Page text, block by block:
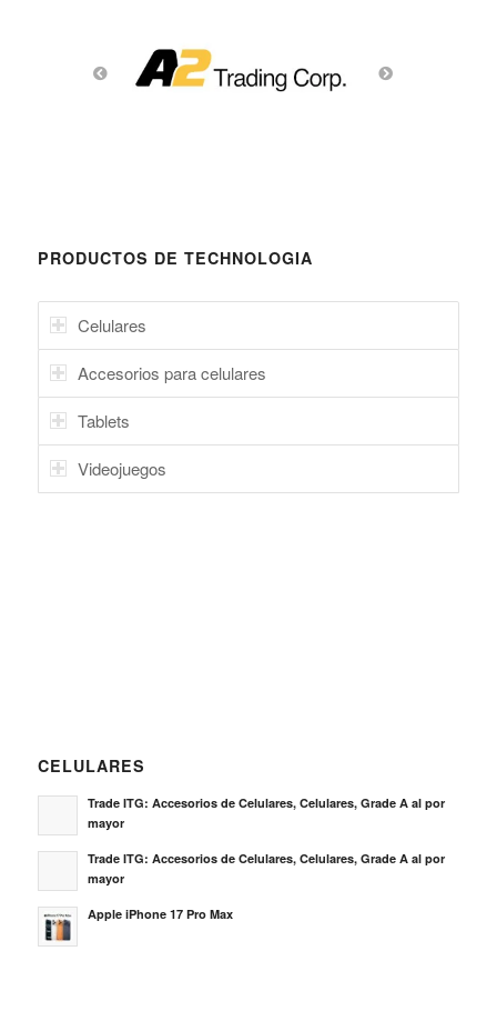
PRODUCTOS DE TECHNOLOGIA
Celulares
Accesorios para celulares
Tablets
Videojuegos
CELULARES
Trade ITG: Accesorios de Celulares, Celulares, Grade A al por
mayor
Trade ITG: Accesorios de Celulares, Celulares, Grade A al por
mayor
Apple iPhone 17 Pro Max